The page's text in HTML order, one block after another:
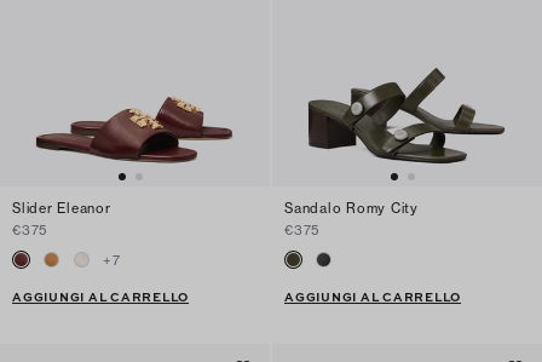
Slider Eleanor
€375
+7
AGGIUNGI AL CARRELLO
Sandalo Romy City
€375
AGGIUNGI AL CARRELLO